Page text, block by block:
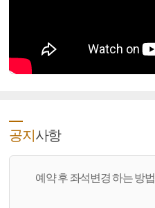
공지 사항
예약 후 좌석변경 하는 방법